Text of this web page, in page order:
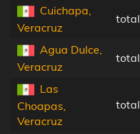
Cuichapa,
Veracruz
total
Agua Dulce,
Veracruz
total
Las
Choapas,
Veracruz
total